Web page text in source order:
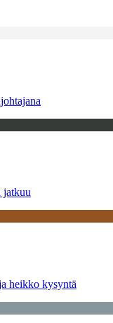
jatkuu
heikko kysyntä